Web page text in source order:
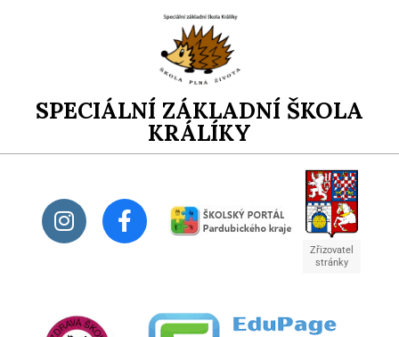
SPECIÁLNÍ ZÁKLADNÍ ŠKOLA
KRÁLÍKY
Zřizovatel
stránky